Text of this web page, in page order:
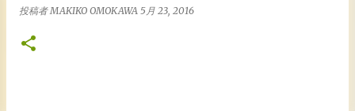
投稿者MAKIKO OMOKAWA 5月 23, 2016